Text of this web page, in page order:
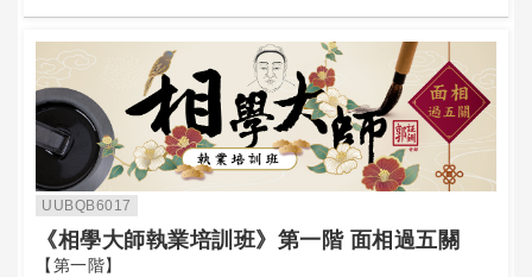
UUBQB6017
《相學大師執業培訓班》第一階 面相過五關
【第一階】